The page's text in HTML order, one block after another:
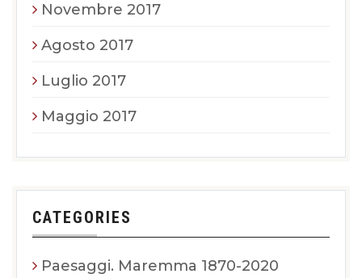
Novembre 2017
Agosto 2017
Luglio 2017
Maggio 2017
CATEGORIES
Paesaggi. Maremma 1870-2020